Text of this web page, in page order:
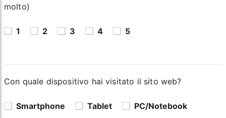
molto)
1 2 3 4 5
Con quale dispositivo hai visitato il sito web?
Smartphone Tablet PC/Notebook